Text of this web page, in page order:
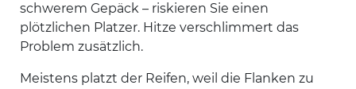
schwerem Gepäck – riskieren Sie einen
plötzlichen Platzer. Hitze verschlimmert das
Problem zusätzlich.
Meistens platzt der Reifen, weil die Flanken zu